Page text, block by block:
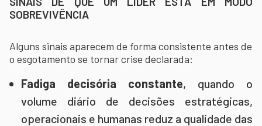
SOBREVIVÊNCIA
Alguns sinais aparecem de forma consistente antes de
o esgotamento se tornar crise declarada:
Fadiga decisória constante, quando o
volume diário de decisões estratégicas,
operacionais e humanas reduz a qualidade das